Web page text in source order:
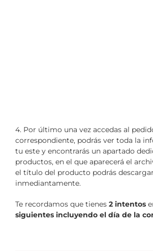
4. Por último una vez accedas al
correspondiente, podrás ver toda la
tu este y encontrarás un apartado
productos, en el que aparecerá el
el título del producto podrás
inmediantamente.
Te recordamos que tienes 2 intentos
siguientes incluyendo el día de la